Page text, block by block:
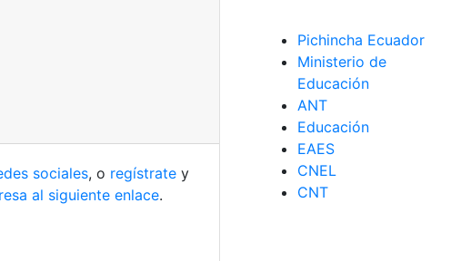
sociales, o regístrate y
al siguiente enlace.
Pichincha Ecuador
Ministerio de
Educación
ANT
Educación
EAES
CNEL
CNT